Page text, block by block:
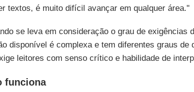
textos, é muito difícil avançar em qualquer área."
se leva em consideração o grau de exigências
disponível é complexa e tem diferentes graus de
leitores com senso crítico e habilidade de
funciona